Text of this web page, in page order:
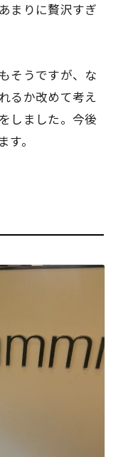
まりに贅沢すぎ
そうですが、な
るか改めて考え
しました。今後
。